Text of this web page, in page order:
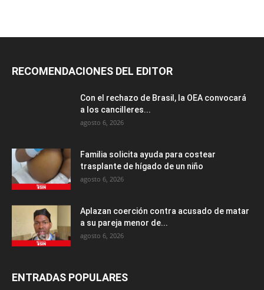
RECOMENDACIONES DEL EDITOR
Con el rechazo de Brasil, la OEA convocará
a los cancilleres...
agosto 6, 2026
Familia solicita ayuda para costear
trasplante de hígado de un niño
agosto 6, 2026
Aplazan coerción contra acusado de matar
a su pareja menor de...
agosto 6, 2026
ENTRADAS POPULARES